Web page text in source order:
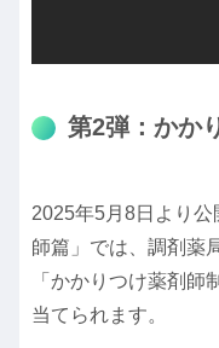
第2弾：かか
2025年5月8日より
師篇」では、調剤薬
「かかりつけ薬剤
当てられます。